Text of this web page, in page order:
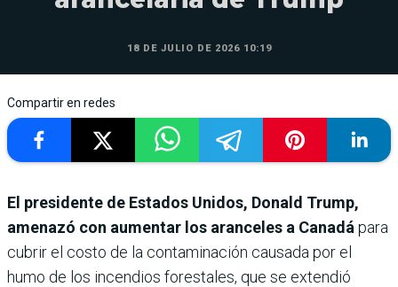
18 DE JULIO DE 2026 10:19
Compartir en redes
El presidente de Estados Unidos, Donald Trump,
amenazó con aumentar los aranceles a Canadá para
cubrir el costo de la contaminación causada por el
humo de los incendios forestales, que se extendió